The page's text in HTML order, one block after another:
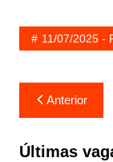
11/07/2025 -
Navegação
de
Post
Anterior
Últimas